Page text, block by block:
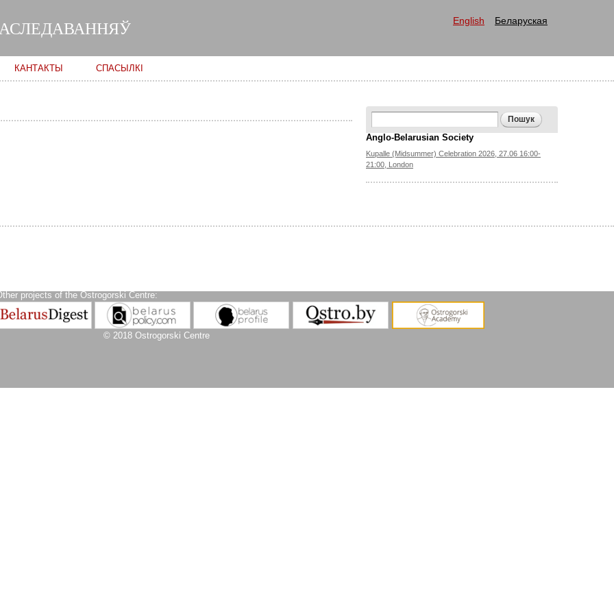
main
content
English Беларуская
КАНТАКТЫ СПАСЫЛКІ
Search form
Anglo-Belarusian Society
Kupalle (Midsummer) Celebration 2026, 27.06 16:00-
21:00, London
projects of the Ostrogorski Centre:
© 2018 Ostrogorski Centre